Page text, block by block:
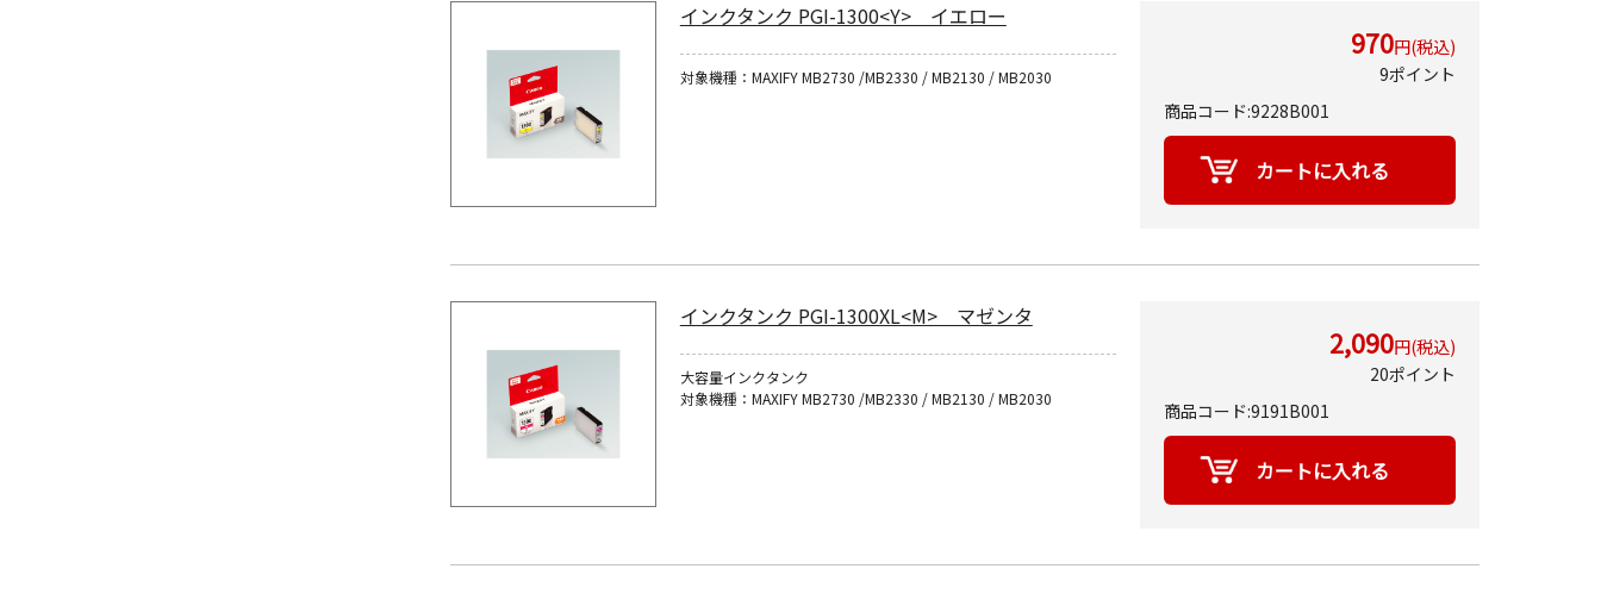
インクタンク PGI-1300<Y> イエロー
対象機種：MAXIFY MB2730 /MB2330 / MB2130 / MB2030
970円(税込)
9ポイント
商品コード:9228B001
インクタンク PGI-1300XL<M> マゼンタ
大容量インクタンク
対象機種：MAXIFY MB2730 /MB2330 / MB2130 / MB2030
2,090円(税込)
20ポイント
商品コード:9191B001